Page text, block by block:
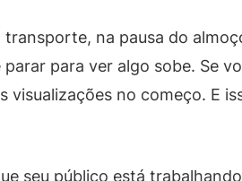
transporte, na pausa do
para ver algo sobe. Se
visualizações no começo. E
seu público está